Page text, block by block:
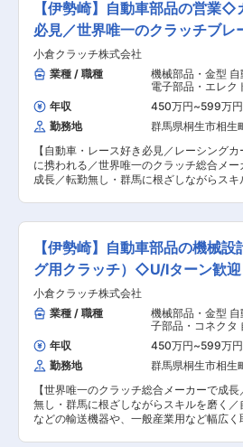
の範囲：会社の定める業務
力をエアコンに伝えるカーエアコン用電磁
チなど。レーシングカーでは、ドリフトや
ムで活躍します。車以外でも、エレベータ
ATM、産業ロボットなど幅広い用途で使わ
ます。 ■その他魅力情報 ・出張頻度少なめ ・転
勤はございません ■当社について 当社は、クラ
ッチ・ブレーキ分野で世界的に評価される
発のグローバルメーカーです。特にカーエ
用クラッチでは、世界トップシェアを誇っ
す。製品ラインナップは5,000種以上と非
広く、自動車・工作機械・農業・医療など
分野で活躍しており、世界6か国に生産拠
っています。今後は、世界の業界の50％以
OGURA製品を使っていただける）を目指
ます。年間休日126日や充実した福利厚生
長く活躍いただける体制が整っています。 変更の
範囲：会社の定める業務
査・内部統制業務を行っていただきます。
業に求められる内部統制監査のための書類
や、各部署の業務を確認する業務も対応い
ます。 ※金商法に基づく内部統制監査を行
ただきます ■働き方について： ・育児・介護休
業制度も積極活用できる職場（女性はもち
性の育休取得も盛んで、2022年度は5名の
取得◎） ・社員食堂（1食400円程度で、
たびに下記食事手当を200円付与のため実
円程度でご利用いただけます） ■当社の魅力：
様々な分野でますます自動化が期待される
当社はクラッチ・ブレーキの総合メーカー
各種機械の自動化・省力化に貢献しており
を中心に需要が高まっています。 ■当社について
カーエアコン用クラッチでは、世界トップ
を誇っています。製品ラインナップは
上と非常に幅広く、自動車・工作機械・農
療など多様な分野で活躍しており、世界6か
生産拠点を持っています。今後は、世界の
50％以上に認知してもらえる会社（世界
工場でOGURA製品を使っていただける）
しています。年間休日126日や充実した福利
があり、研修体制も重視実していて、中途
方も長く活躍いただける体制が整っています
更の範囲：無
【伊勢崎】自動車部品の営業
必見／世界唯一のクラッチブレ
転勤無し
小倉クラッチ株式会社
業種 / 職種
機械部品・金型 自
電子部品・エレク
（国内） 自動車
業（国内）
年収 450万円~599万円
勤務地
群馬県桐生市相生
【自動車・レース好き必見／レーシングカ
に携われる／世界唯一のクラッチ総合メー
成長／転勤無し・群馬に根ざしながらスキ
て働ける】 ■業務概要 自動車(レーシングカー)用
強化クラッチ営業を担当いただきます。8
存顧客向けの営業で、お客様に合わせてカ
イズしていく提案がメインとなります。出
動車レースに行く機会が多いため、自動車
ス好きの方に向いているポジションです。 ■業務
内容： ・自動車用強化クラッチ（ＯＲＣ）
務 ・客先訪問・営業業務 ・イベント対応
部署の管理業務全般（部下のマネジメント
管理、報告資料の作成） ■このポジションの特
徴： ・レーシング用のクラッチはかなりニ
分野であるため、高い知名度を誇り、優位
営業活動が可能です。 ・基本的には伊勢崎
堀工場勤務で、客先訪問やイベント会場へ
が多い業務です。 ・イベント対応は主に土
日：月１〜３回、イベント回数：年約30
【伊勢崎】自動車部品の機械
グ用クラッチ）◇U/Iターン歓迎
し
小倉クラッチ株式会社
業種 / 職種
機械部品・金型 自
子部品・コネクタ
年収
450万円~599万円
勤務地
群馬県桐生市相生
【世界唯一のクラッチ総合メーカーで成長
無し・群馬に根ざしながらスキルを磨く／
などの輸送機器や、一般産業用など幅広く